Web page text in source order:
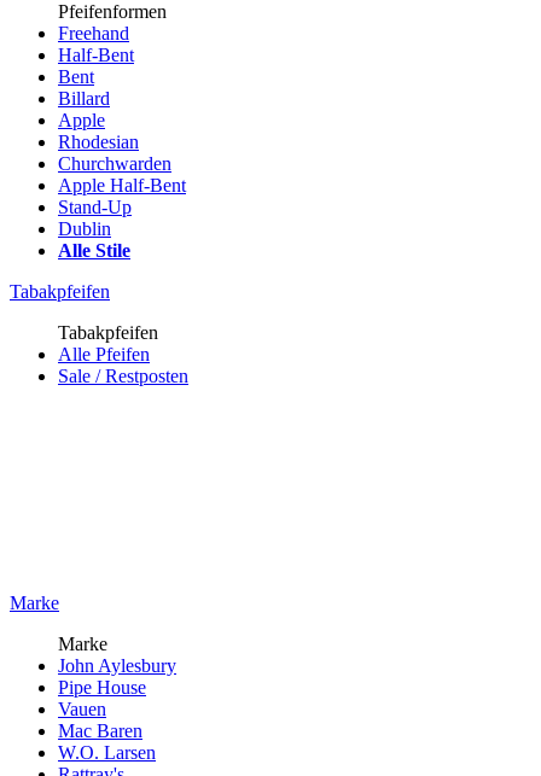
Pfeifenformen
Freehand
Half-Bent
Bent
Billard
Apple
Rhodesian
Churchwarden
Apple Half-Bent
Stand-Up
Dublin
Alle Stile
Tabakpfeifen
Tabakpfeifen
Alle Pfeifen
Sale / Restposten
Marke
Marke
John Aylesbury
Pipe House
Vauen
Mac Baren
W.O. Larsen